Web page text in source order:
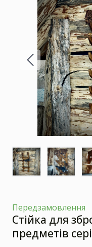
Передзамовлення
Стійка для
предметів